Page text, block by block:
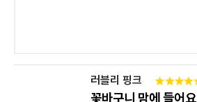
러블리 핑크
꽃바구니 맘에 들어요